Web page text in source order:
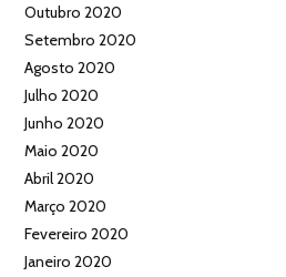
Outubro 2020
Setembro 2020
Agosto 2020
Julho 2020
Junho 2020
Maio 2020
Abril 2020
Março 2020
Fevereiro 2020
Janeiro 2020